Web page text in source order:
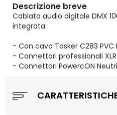
Descrizione breve
Cablato audio digitale DMX
integrata.
- Con cavo Tasker C283 PVC
- Connettori professionali
- Connettori PowercON